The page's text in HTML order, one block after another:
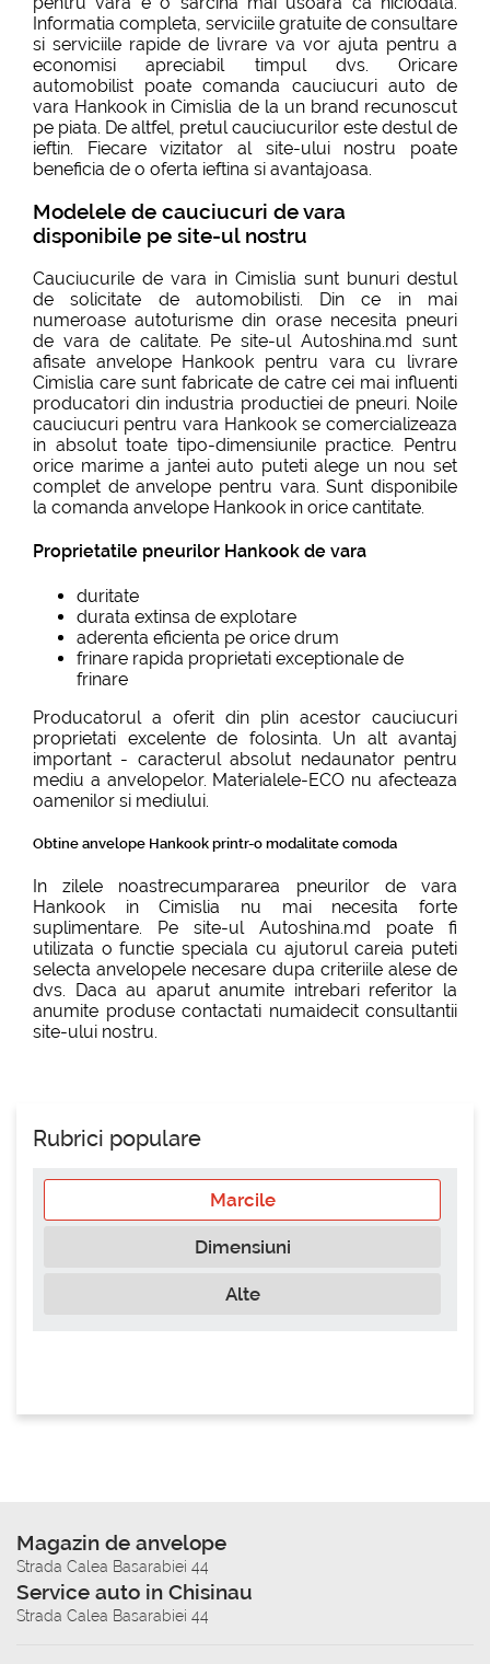
Informatia completa, serviciile gratuite de consultare
si serviciile rapide de livrare va vor ajuta pentru a
economisi apreciabil timpul dvs. Oricare
automobilist poate comanda cauciucuri auto de
vara Hankook in Cimislia de la un brand recunoscut
pe piata. De altfel, pretul cauciucurilor este destul de
ieftin. Fiecare vizitator al site-ului nostru poate
beneficia de o oferta ieftina si avantajoasa.
Modelele de cauciucuri de vara
disponibile pe site-ul nostru
Cauciucurile de vara in Cimislia sunt bunuri destul
de solicitate de automobilisti. Din ce in mai
numeroase autoturisme din orase necesita pneuri
de vara de calitate. Pe site-ul Autoshina.md sunt
afisate anvelope Hankook pentru vara cu livrare
Cimislia care sunt fabricate de catre cei mai influenti
producatori din industria productiei de pneuri. Noile
cauciucuri pentru vara Hankook se comercializeaza
in absolut toate tipo-dimensiunile practice. Pentru
orice marime a jantei auto puteti alege un nou set
complet de anvelope pentru vara. Sunt disponibile
la comanda anvelope Hankook in orice cantitate.
Proprietatile pneurilor Hankook de vara
duritate
durata extinsa de explotare
aderenta eficienta pe orice drum
frinare rapida proprietati exceptionale de
frinare
Producatorul a oferit din plin acestor cauciucuri
proprietati excelente de folosinta. Un alt avantaj
important - caracterul absolut nedaunator pentru
mediu a anvelopelor. Materialele-ECO nu afecteaza
oamenilor si mediului.
Obtine anvelope Hankook printr-o modalitate comoda
In zilele noastrecumpararea pneurilor de vara
Hankook in Cimislia nu mai necesita forte
suplimentare. Pe site-ul Autoshina.md poate fi
utilizata o functie speciala cu ajutorul careia puteti
selecta anvelopele necesare dupa criteriile alese de
dvs. Daca au aparut anumite intrebari referitor la
anumite produse contactati numaidecit consultantii
site-ului nostru.
Rubrici populare
Marcile
Dimensiuni
Alte
Magazin de anvelope
Strada Calea Basarabiei 44
Service auto in Chisinau
Strada Calea Basarabiei 44